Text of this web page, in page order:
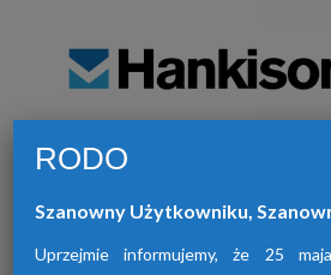
RODO
Szanowny Użytkowniku,
Uprzejmie informujemy, że 25